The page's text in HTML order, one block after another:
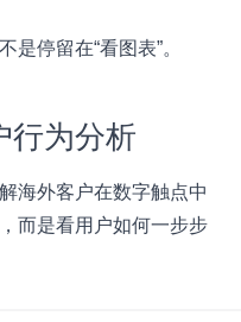
停留在“看图表”。
行为分析
海外客户在数字触点中
而是看用户如何一步步